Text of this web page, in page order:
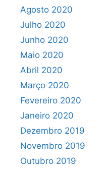
Agosto 2020
Julho 2020
Junho 2020
Maio 2020
Abril 2020
Março 2020
Fevereiro 2020
Janeiro 2020
Dezembro 2019
Novembro 2019
Outubro 2019